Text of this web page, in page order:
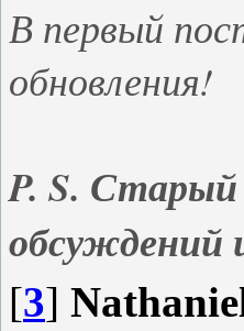
В первый
обновления!
P. S. Старый
обсуждений
[3]